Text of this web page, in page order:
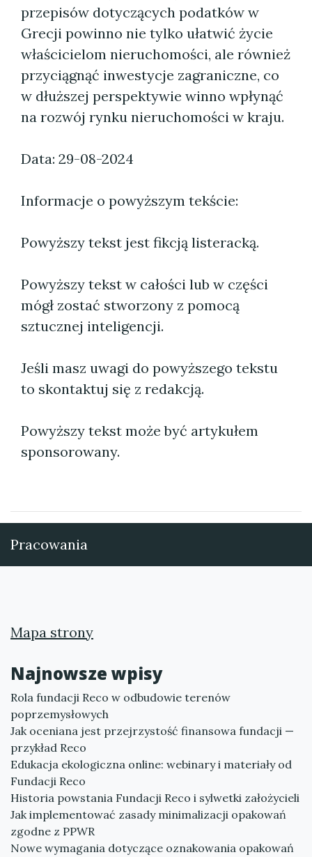
przepisów dotyczących podatków w
Grecji powinno nie tylko ułatwić życie
właścicielom nieruchomości, ale również
przyciągnąć inwestycje zagraniczne, co
w dłuższej perspektywie winno wpłynąć
na rozwój rynku nieruchomości w kraju.
Data: 29-08-2024
Informacje o powyższym tekście:
Powyższy tekst jest fikcją listeracką.
Powyższy tekst w całości lub w części
mógł zostać stworzony z pomocą
sztucznej inteligencji.
Jeśli masz uwagi do powyższego tekstu
to skontaktuj się z redakcją.
Powyższy tekst może być artykułem
sponsorowany.
Pracowania
Mapa strony
Najnowsze wpisy
Rola fundacji Reco w odbudowie terenów
poprzemysłowych
Jak oceniana jest przejrzystość finansowa fundacji —
przykład Reco
Edukacja ekologiczna online: webinary i materiały od
Fundacji Reco
Historia powstania Fundacji Reco i sylwetki założycieli
Jak implementować zasady minimalizacji opakowań
zgodne z PPWR
Nowe wymagania dotyczące oznakowania opakowań